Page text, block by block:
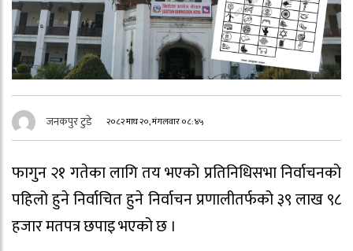
जनकपुर टुडे २०८२ माघ २०, मंगलवार ०८:४५
फागुन २१ गतेका लागि तय भएको प्रतिनिधिसभा निर्वाचनको
पहिलो हुने निर्वाचित हुने निर्वाचन प्रणालीतर्फको ३९ लाख ९८
हजार मतपत्र छपाइ भएको छ ।